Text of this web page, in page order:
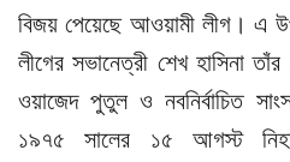
বিজয় পেয়েছে আওয়ামী লীগ। এ
লীগের সভানেত্রী শেখ হাসিনা
ওয়াজেদ পুতুল ও নবনির্বাচিত
১৯৭৫ সালের ১৫ আগস্ট